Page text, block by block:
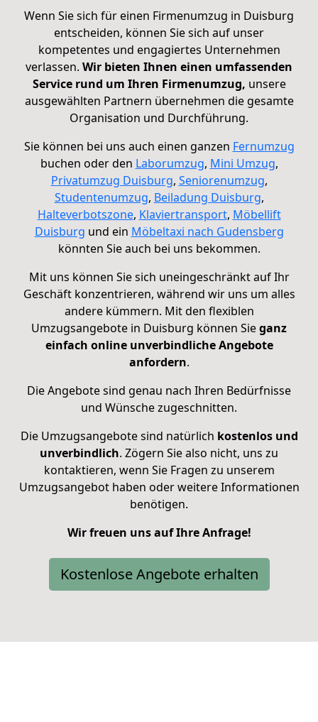
Wenn Sie sich für einen Firmenumzug in Duisburg
entscheiden, können Sie sich auf unser
kompetentes und engagiertes Unternehmen
verlassen. Wir bieten Ihnen einen umfassenden
Service rund um Ihren Firmenumzug, unsere
ausgewählten Partnern übernehmen die gesamte
Organisation und Durchführung.
Sie können bei uns auch einen ganzen Fernumzug
buchen oder den Laborumzug, Mini Umzug,
Privatumzug Duisburg, Seniorenumzug,
Studentenumzug, Beiladung Duisburg,
Halteverbotszone, Klaviertransport, Möbellift
Duisburg und ein Möbeltaxi nach Gudensberg
könnten Sie auch bei uns bekommen.
Mit uns können Sie sich uneingeschränkt auf Ihr
Geschäft konzentrieren, während wir uns um alles
andere kümmern. Mit den flexiblen
Umzugsangebote in Duisburg können Sieganz
einfach online unverbindliche Angebote
anfordern.
Die Angebote sind genau nach Ihren Bedürfnisse
und Wünsche zugeschnitten.
Die Umzugsangebote sind natürlich kostenlos und
unverbindlich. Zögern Sie also nicht, uns zu
kontaktieren, wenn Sie Fragen zu unserem
Umzugsangebot haben oder weitere Informationen
benötigen.
Wir freuen uns auf Ihre Anfrage!
Kostenlose Angebote erhalten